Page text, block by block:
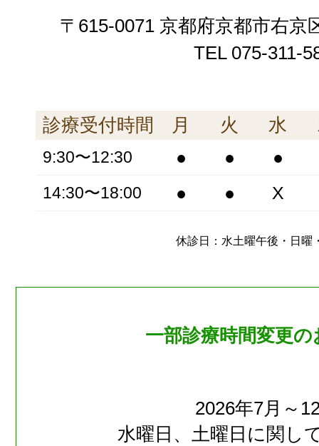
〒615-0071 京都府京都市右京
TEL 075-311-
診療受付時間 月 火 水
9:30〜12:30 ● ● ●
14:30〜18:00 ● ● X
休診日：水土曜午後・日曜
一部診療時間変更
2026年7月～
水曜日、土曜日に関し